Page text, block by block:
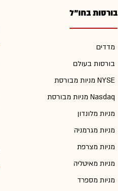
בורסות בחו"ל
מדדים
בורסות בעולם
מניות מבורסת NYSE
מניות מבורסת Nasdaq
מניות מלונדון
מניות מגרמניה
מניות מצרפת
מניות מאיטליה
מניות מספרד